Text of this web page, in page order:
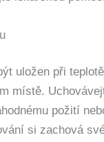
uložen při
místě.
požití
si zachová